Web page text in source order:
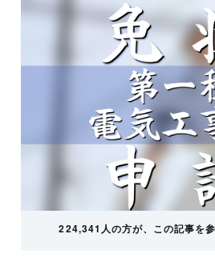
224,341人の方が、この記事を参